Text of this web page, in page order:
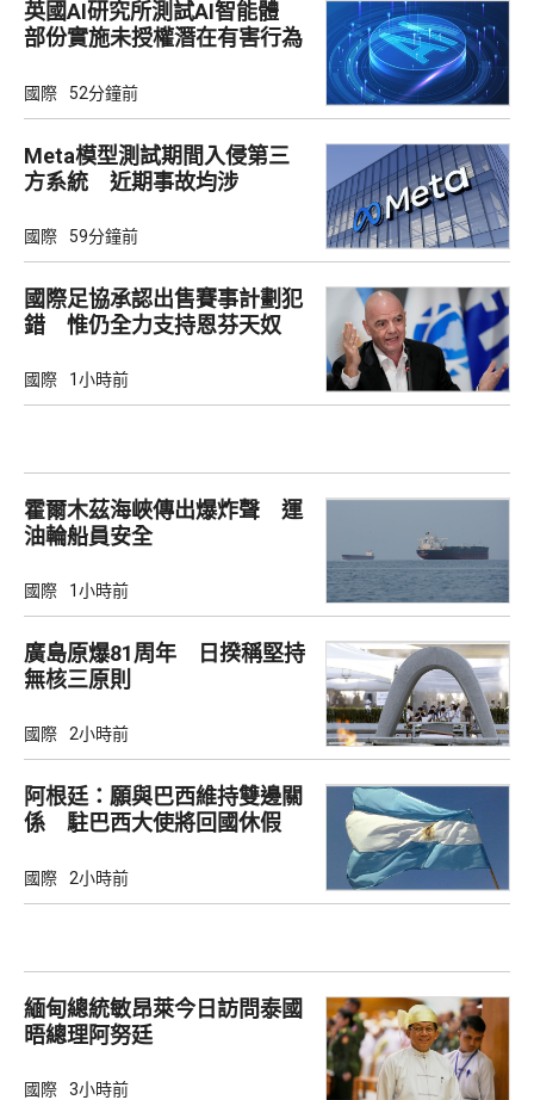
英國AI研究所測試AI智能體
部份實施未授權潛在有害行為
國際 52分鐘前
Meta模型測試期間入侵第三
方系統 近期事故均涉
國際 59分鐘前
國際足協承認出售賽事計劃犯
錯 惟仍全力支持恩芬天奴
國際 1小時前
霍爾木茲海峽傳出爆炸聲 運
油輪船員安全
國際 1小時前
廣島原爆81周年 日揆稱堅持
無核三原則
國際 2小時前
阿根廷：願與巴西維持雙邊關
係 駐巴西大使將回國休假
國際 2小時前
緬甸總統敏昂萊今日訪問泰國
晤總理阿努廷
國際 3小時前